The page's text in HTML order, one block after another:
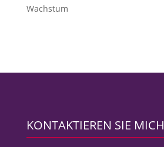
Wachstum
KONTAKTIEREN SIE MICH